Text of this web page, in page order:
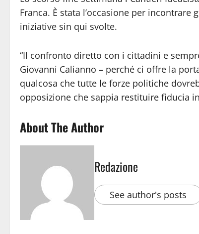
Franca. È stata l’occasione per
iniziative sin qui svolte.
“Il confronto diretto con i cittadini e
Giovanni Calianno – perché ci offre la
qualcosa che tutte le forze politiche
opposizione che sappia restituire fiducia
About The Author
Redazione
See author's posts